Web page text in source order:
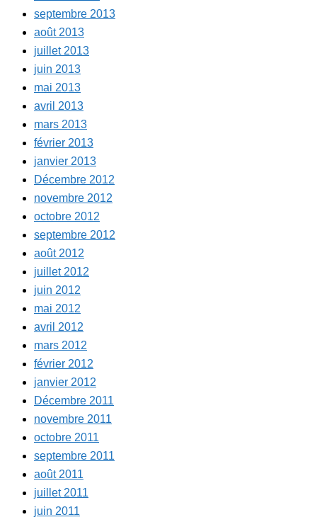
septembre 2013
août 2013
juillet 2013
juin 2013
mai 2013
avril 2013
mars 2013
février 2013
janvier 2013
Décembre 2012
novembre 2012
octobre 2012
septembre 2012
août 2012
juillet 2012
juin 2012
mai 2012
avril 2012
mars 2012
février 2012
janvier 2012
Décembre 2011
novembre 2011
octobre 2011
septembre 2011
août 2011
juillet 2011
juin 2011